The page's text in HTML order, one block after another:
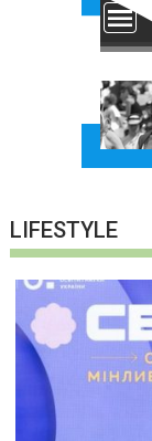
LIFESTYLE